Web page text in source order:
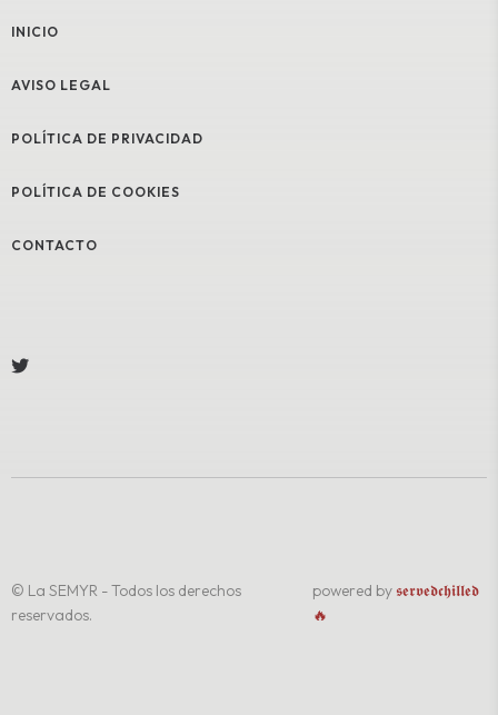
INICIO
AVISO LEGAL
POLÍTICA DE PRIVACIDAD
POLÍTICA DE COOKIES
CONTACTO
© La SEMYR - Todos los derechos
reservados.
powered by 𝖘𝖊𝖗𝖛𝖊𝖉𝖈𝖍𝖎𝖑𝖑𝖊𝖉
🔥